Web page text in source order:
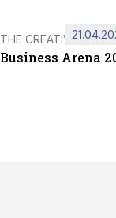
THE CREATIVE HUB
Business Arena